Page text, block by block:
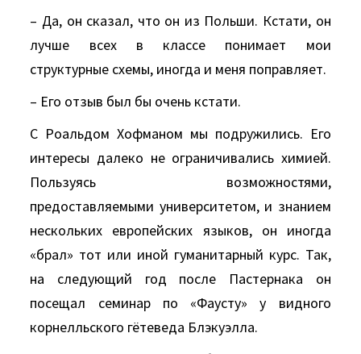
– Да, он сказал, что он из Польши. Кстати, он
лучше всех в классе понимает мои
структурные схемы, иногда и меня поправляет.
– Его отзыв был бы очень кстати.
С Роальдом Хофманом мы подружились. Его
интересы далеко не ограничивались химией.
Пользуясь возможностями,
предоставляемыми университетом, и знанием
нескольких европейских языков, он иногда
«брал» тот или иной гуманитарный курс. Так,
на следующий год после Пастернака он
посещал семинар по «Фаусту» у видного
корнелльского гётеведа Блэкуэлла.